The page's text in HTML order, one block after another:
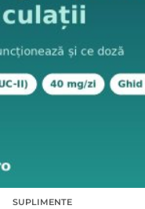
SUPLIMENTE